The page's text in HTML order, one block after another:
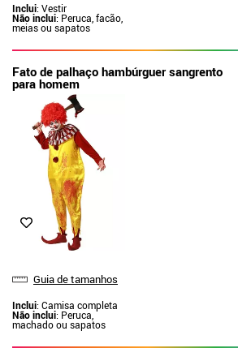
Inclui: Vestir
Não inclui: Peruca, facão,
meias ou sapatos
Fato de palhaço hambúrguer sangrento
para homem
Guia de tamanhos
Inclui: Camisa completa
Não inclui: Peruca,
machado ou sapatos